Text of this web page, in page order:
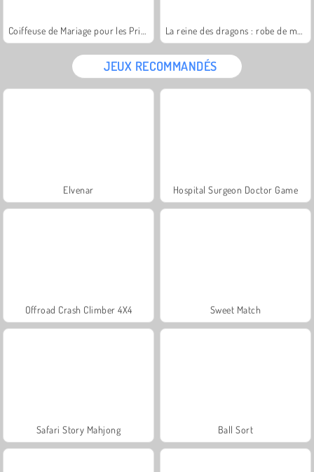
JEUX RECOMMANDÉS
Elvenar Hospital Surgeon Doctor Game
Offroad Crash Climber 4X4 Sweet Match
Safari Story Mahjong Ball Sort